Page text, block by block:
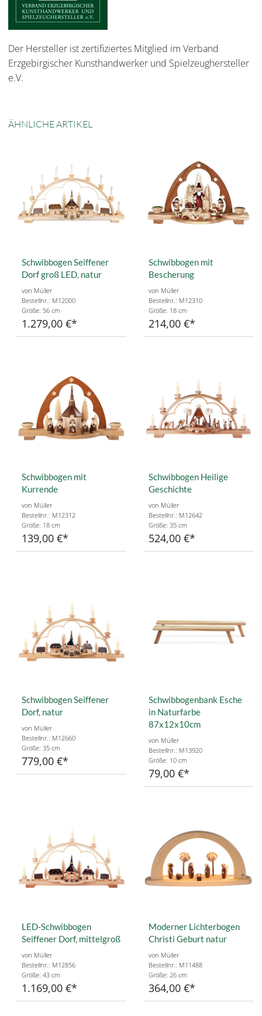
Der Hersteller ist zertifiziertes Mitglied im Verband
Erzgebirgischer Kunsthandwerker und Spielzeughersteller
e.V.
ÄHNLICHE ARTIKEL
Schwibbogen Seiffener
Dorf groß LED, natur
von Müller
Bestellnr.: M12000
Größe: 56 cm
1.279,00 €
Schwibbogen mit
Bescherung
von Müller
Bestellnr.: M12310
Größe: 18 cm
214,00 €
Schwibbogen mit
Kurrende
von Müller
Bestellnr.: M12312
Größe: 18 cm
139,00 €
Schwibbogen Heilige
Geschichte
von Müller
Bestellnr.: M12642
Größe: 35 cm
524,00 €
Schwibbogen Seiffener
Dorf, natur
von Müller
Bestellnr.: M12660
Größe: 35 cm
779,00 €
Schwibbogenbank Esche
in Naturfarbe
87x12x10cm
von Müller
Bestellnr.: M13920
Größe: 10 cm
79,00 €
LED-Schwibbogen
Seiffener Dorf, mittelgroß
von Müller
Bestellnr.: M12856
Größe: 43 cm
1.169,00 €
Moderner Lichterbogen
Christi Geburt natur
von Müller
Bestellnr.: M11488
Größe: 26 cm
364,00 €